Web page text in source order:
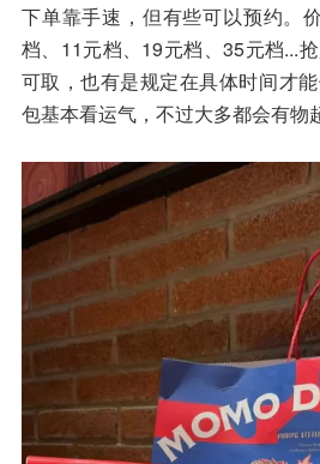
下单靠手速，但有些可以预约。
档、11元档、19元档、35元档...
可取，也有是规定在具体时间才
包基本看运气，不过大多都会有物